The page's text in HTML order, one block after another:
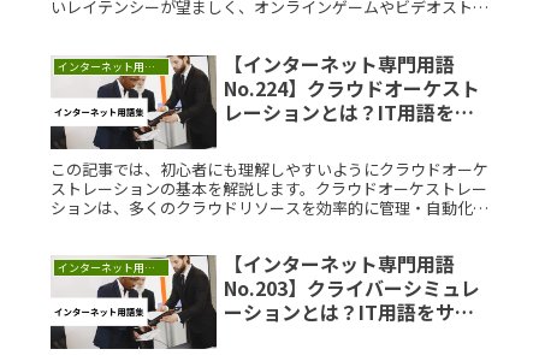
いレイテンシーが望ましく、オンラインゲームやビデオストリ
ネットワークの最適化に役立ちます。
インターネット用語集
【インターネット専門用語
No.224】クラウドオーケスト
レーションとは？IT用語をサ
この記事では、初心者にも理解しやすいようにクラウドオーケ
ストレーションの基本を解説します。クラウドオーケストレー
ションは、多くのクラウドリソースを効率的に管理・自動化す
インターネット用語集
【インターネット専門用語
No.203】クライバーシミュレ
ーションとは？IT用語をサク